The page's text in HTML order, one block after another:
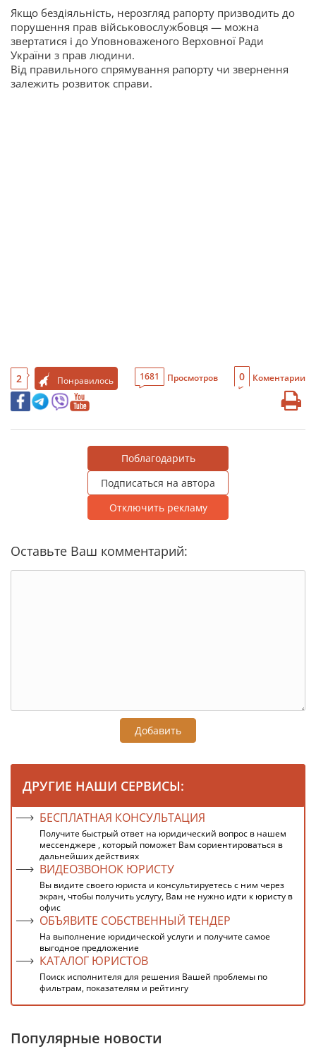
Якщо бездіяльність, нерозгляд рапорту призводить до
порушення прав військовослужбовця — можна
звертатися і до Уповноваженого Верховної Ради
України з прав людини.
Від правильного спрямування рапорту чи звернення
залежить розвиток справи.
2 Понравилось 1681 Просмотров 0 Коментарии
Поблагодарить
Подписаться на автора
Отключить рекламу
Оставьте Ваш комментарий:
Добавить
ДРУГИЕ НАШИ СЕРВИСЫ:
БЕСПЛАТНАЯ КОНСУЛЬТАЦИЯ
Получите быстрый ответ на юридический вопрос в нашем
мессенджере , который поможет Вам сориентироваться в
дальнейших действиях
ВИДЕОЗВОНОК ЮРИСТУ
Вы видите своего юриста и консультируетесь с ним через
экран, чтобы получить услугу, Вам не нужно идти к юристу в
офис
ОБЪЯВИТЕ СОБСТВЕННЫЙ ТЕНДЕР
На выполнение юридической услуги и получите самое
выгодное предложение
КАТАЛОГ ЮРИСТОВ
Поиск исполнителя для решения Вашей проблемы по
фильтрам, показателям и рейтингу
Популярные новости